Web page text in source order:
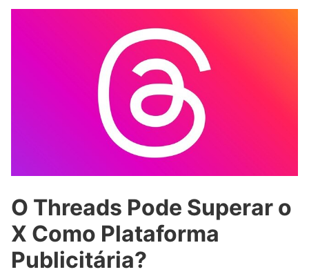
O Threads Pode Superar o
X Como Plataforma
Publicitária?